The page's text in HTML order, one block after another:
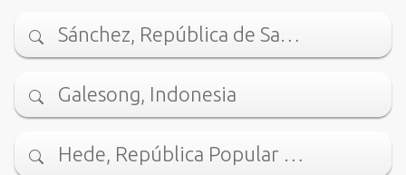
Sánchez, República de Sa…
Galesong, Indonesia
Hede, República Popular …